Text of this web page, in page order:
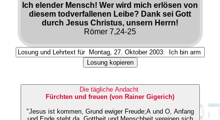
Ich elender Mensch! Wer wird mich erlösen von
diesem todverfallenen Leibe? Dank sei Gott
durch Jesus Christus, unsern Herrn!
Römer 7,24-25
Losung kopieren
Die tägliche Andacht
Fürchten und freuen (von Rainer Gigerich)
"Jesus ist kommen, Grund ewiger Freude;A und O, Anfang